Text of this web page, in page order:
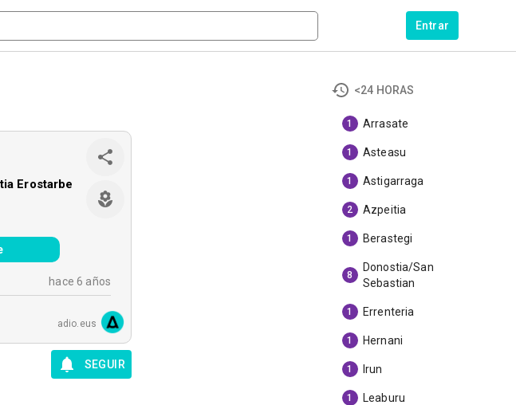
Entrar
Erostarbe
hace 6 años
adio.eus
SEGUIR
<24 HORAS
1 Arrasate
1 Asteasu
1 Astigarraga
2 Azpeitia
1 Berastegi
8
Donostia/San
Sebastian
1 Errenteria
1 Hernani
1 Irun
1 Leaburu